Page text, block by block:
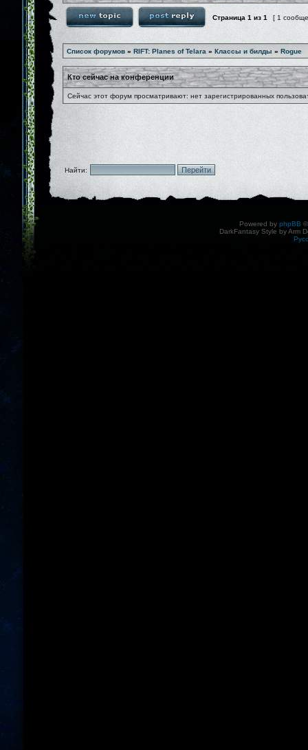
Страница 1 из 1 [ 1
Список форумов » RIFT: Planes of Telara » Классы и билды » Rogue
Кто сейчас на конференции
Сейчас этот форум просматривают: нет зарегистрированных
Найти:
Powered by phpBB
DarkFantasy Style by Arm